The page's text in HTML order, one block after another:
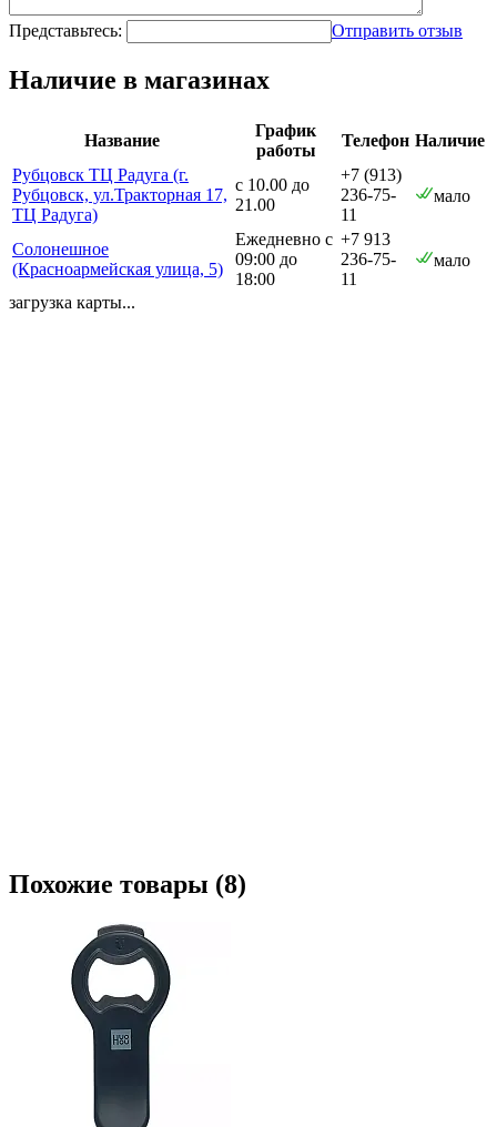
Представьтесь: Отправить отзыв
Наличие в магазинах
Название
График
работы
Телефон Наличие
Рубцовск ТЦ Радуга (г.
Рубцовск, ул.Тракторная 17,
ТЦ Радуга)
с 10.00 до
21.00
+7 (913)
236-75-
11
мало
Солонешное
(Красноармейская улица, 5)
Ежедневно с
09:00 до
18:00
+7 913
236-75-
11
мало
загрузка карты...
Похожие товары (8)